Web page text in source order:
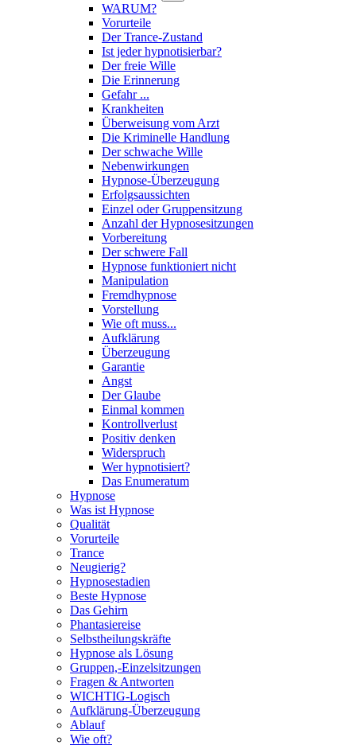
WARUM?
Vorurteile
Der Trance-Zustand
Ist jeder hypnotisierbar?
Der freie Wille
Die Erinnerung
Gefahr ...
Krankheiten
Überweisung vom Arzt
Die Kriminelle Handlung
Der schwache Wille
Nebenwirkungen
Hypnose-Überzeugung
Erfolgsaussichten
Einzel oder Gruppensitzung
Anzahl der Hypnosesitzungen
Vorbereitung
Der schwere Fall
Hypnose funktioniert nicht
Manipulation
Fremdhypnose
Vorstellung
Wie oft muss...
Aufklärung
Überzeugung
Garantie
Angst
Der Glaube
Einmal kommen
Kontrollverlust
Positiv denken
Widerspruch
Wer hypnotisiert?
Das Enumeratum
Hypnose
Was ist Hypnose
Qualität
Vorurteile
Trance
Neugierig?
Hypnosestadien
Beste Hypnose
Das Gehirn
Phantasiereise
Selbstheilungskräfte
Hypnose als Lösung
Gruppen,-Einzelsitzungen
Fragen & Antworten
WICHTIG-Logisch
Aufklärung-Überzeugung
Ablauf
Wie oft?